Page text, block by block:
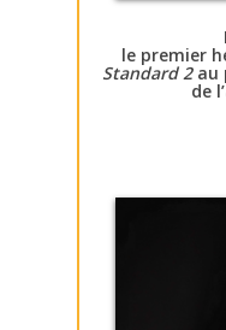
le premier
Standard 2au
de